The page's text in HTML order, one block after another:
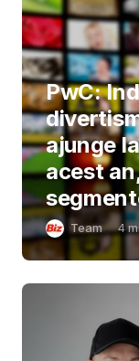
PwC:
ajunge
acest
Team 4